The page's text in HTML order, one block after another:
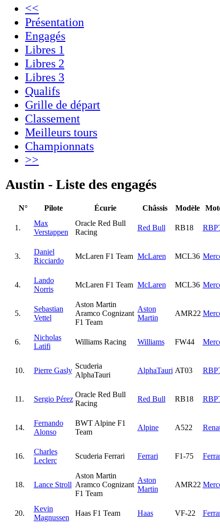
<<
Présentation
Engagés
Libres 1
Libres 2
Libres 3
Qualifs
Grille de départ
Classement
Meilleurs tours
Championnats
>>
Austin - Liste des engagés
N° Pilote Écurie Châssis Modèle
1.
Max
Verstappen
Oracle Red Bull
Racing
Red Bull RB18
3.
Daniel
Ricciardo
McLaren F1 Team McLaren MCL36
4.
Lando
Norris
McLaren F1 Team McLaren MCL36
5.
Sebastian
Vettel
Aston Martin
Aramco Cognizant
F1 Team
Aston
Martin
AMR22
6.
Nicholas
Latifi
Williams Racing Williams FW44
10. Pierre Gasly
Scuderia
AlphaTauri
AlphaTauri AT03
11. Sergio Pérez
Oracle Red Bull
Racing
Red Bull RB18
14.
Fernando
Alonso
BWT Alpine F1
Team
Alpine A522
16.
Charles
Leclerc
Scuderia Ferrari Ferrari F1-75
18. Lance Stroll
Aston Martin
Aramco Cognizant
F1 Team
Aston
Martin
AMR22
20.
Kevin
Magnussen
Haas F1 Team Haas VF-22